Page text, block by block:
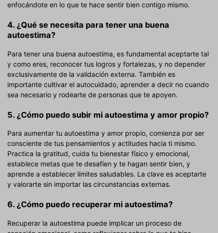
enfocándote en lo que te hace sentir bien contigo mismo.
4. ¿Qué se necesita para tener una buena
autoestima?
Para tener una buena autoestima, es fundamental aceptarte tal
y como eres, reconocer tus logros y fortalezas, y no depender
exclusivamente de la validación externa. También es
importante cultivar el autocuidado, aprender a decir no cuando
sea necesario y rodearte de personas que te apoyen.
5. ¿Cómo puedo subir mi autoestima y amor propio?
Para aumentar tu autoestima y amor propio, comienza por ser
consciente de tus pensamientos y actitudes hacia ti mismo.
Practica la gratitud, cuida tu bienestar físico y emocional,
establece metas que te desafíen y te hagan sentir bien, y
aprende a establecer límites saludables. La clave es aceptarte
y valorarte sin importar las circunstancias externas.
6. ¿Cómo puedo recuperar mi autoestima?
Recuperar la autoestima puede implicar un proceso de